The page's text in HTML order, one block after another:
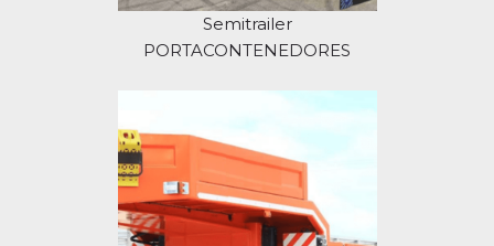
Semitrailer
PORTACONTENEDORES